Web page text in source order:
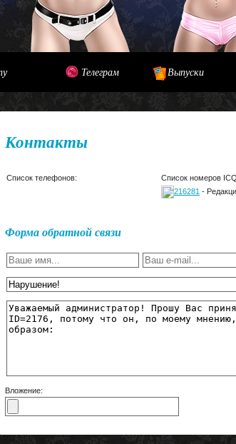
Телеграм Выпуски
Контакты
Список телефонов: Список номеров
216281 -
Форма обратной связи
Вложение: